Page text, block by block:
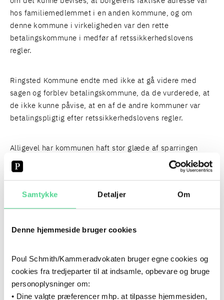
Samtykke Detaljer Om
Denne hjemmeside bruger cookies
Poul Schmith/Kammeradvokaten bruger egne cookies og
cookies fra tredjeparter til at indsamle, opbevare og bruge
personoplysninger om:
• Dine valgte præferencer mhp. at tilpasse hjemmesiden,
hos familiemedlemmet i en anden kommune, og om
denne kommune i virkeligheden var den rette
betalingskommune i medfør af retssikkerhedslovens
regler.
Ringsted Kommune endte med ikke at gå videre med
sagen og forblev betalingskommune, da de vurderede, at
de ikke kunne påvise, at en af de andre kommuner var
betalingspligtig efter retssikkerhedslovens regler.
Alligevel har kommunen haft stor glæde af sparringen
med Poul Schmiths Hotline for Mellemkommunal refusion.
Udover hjælp til den enkelte sag har sparringen med Poul
Sagen har belyst, hvilke oplysninger Ringsted Kommune